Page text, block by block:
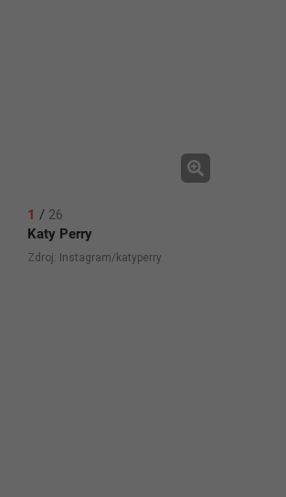
1 / 26
Katy Perry
Zdroj: Instagram/katyperry